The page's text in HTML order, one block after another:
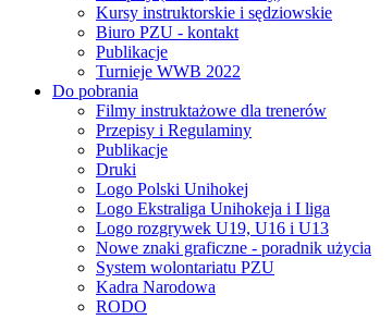
Kursy instruktorskie i sędziowskie
Biuro PZU - kontakt
Publikacje
Turnieje WWB 2022
Do pobrania
Filmy instruktażowe dla trenerów
Przepisy i Regulaminy
Publikacje
Druki
Logo Polski Unihokej
Logo Ekstraliga Unihokeja i I liga
Logo rozgrywek U19, U16 i U13
Nowe znaki graficzne - poradnik użycia
System wolontariatu PZU
Kadra Narodowa
RODO